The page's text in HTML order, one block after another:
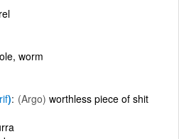
worm
) (Argo) worthless piece of shit